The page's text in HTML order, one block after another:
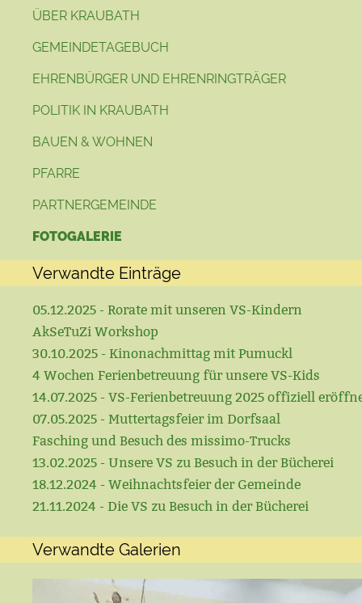
ÜBER KRAUBATH
GEMEINDETAGEBUCH
EHRENBÜRGER UND EHRENRINGTRÄGER
POLITIK IN KRAUBATH
BAUEN & WOHNEN
PFARRE
PARTNERGEMEINDE
FOTOGALERIE
Verwandte Einträge
05.12.2025 - Rorate mit unseren VS-Kindern
AkSeTuZi Workshop
30.10.2025 - Kinonachmittag mit Pumuckl
4 Wochen Ferienbetreuung für unsere VS-Kids
14.07.2025 - VS-Ferienbetreuung 2025 offiziell
07.05.2025 - Muttertagsfeier im Dorfsaal
Fasching und Besuch des missimo-Trucks
13.02.2025 - Unsere VS zu Besuch in der Bücherei
18.12.2024 - Weihnachtsfeier der Gemeinde
21.11.2024 - Die VS zu Besuch in der Bücherei
Verwandte Galerien